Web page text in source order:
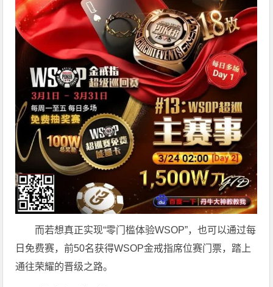
而若想真正实现“零门槛体验WSOP”，也可以通过每
日免费赛，前50名获得WSOP金戒指席位赛门票，踏上
通往荣耀的晋级之路。